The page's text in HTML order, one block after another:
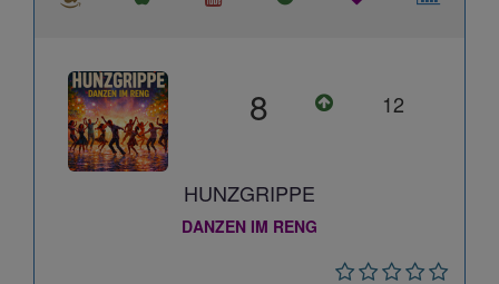
8 12
HUNZGRIPPE
DANZEN IM RENG